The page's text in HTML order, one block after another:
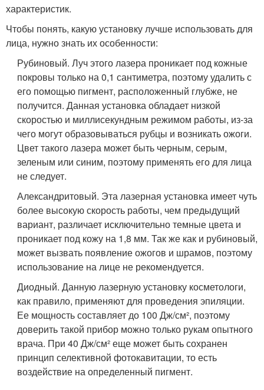
характеристик.
Чтобы понять, какую установку лучше использовать для
лица, нужно знать их особенности:
Рубиновый. Луч этого лазера проникает под кожные
покровы только на 0,1 сантиметра, поэтому удалить с
его помощью пигмент, расположенный глубже, не
получится. Данная установка обладает низкой
скоростью и миллисекундным режимом работы, из-за
чего могут образовываться рубцы и возникать ожоги.
Цвет такого лазера может быть черным, серым,
зеленым или синим, поэтому применять его для лица
не следует.
Александритовый. Эта лазерная установка имеет чуть
более высокую скорость работы, чем предыдущий
вариант, различает исключительно темные цвета и
проникает под кожу на 1,8 мм. Так же как и рубиновый,
может вызвать появление ожогов и шрамов, поэтому
использование на лице не рекомендуется.
Диодный. Данную лазерную установку косметологи,
как правило, применяют для проведения эпиляции.
Ее мощность составляет до 100 Дж/см², поэтому
доверить такой прибор можно только рукам опытного
врача. При 40 Дж/см² еще может быть сохранен
принцип селективной фотокавитации, то есть
воздействие на определенный пигмент.